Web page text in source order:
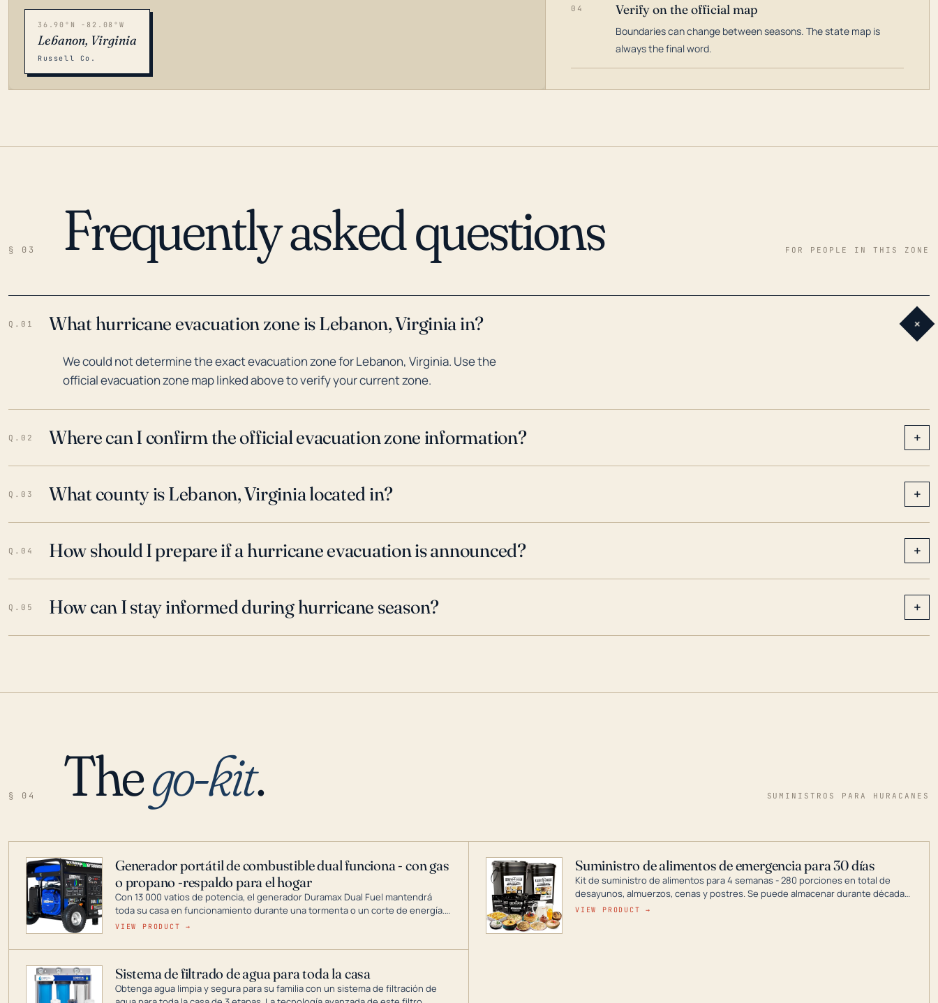
36.90°N -82.08°W
Lebanon, Virginia
Russell Co.
04 Verify on the official map
Boundaries can change between seasons. The state map is
always the final word.
§ 03 Frequently asked questions FOR PEOPLE IN THIS ZONE
Q.01 What hurricane evacuation zone is Lebanon, Virginia in? +
We could not determine the exact evacuation zone for Lebanon, Virginia. Use the
official evacuation zone map linked above to verify your current zone.
Q.02 Where can I confirm the official evacuation zone information? +
Q.03 What county is Lebanon, Virginia located in? +
Q.04 How should I prepare if a hurricane evacuation is announced? +
Q.05 How can I stay informed during hurricane season? +
§ 04 Thego-kit. SUMINISTROS PARA HURACANES
Generador portátil de combustible dual funciona - con gas
o propano -respaldo para el hogar
Con 13 000 vatios de potencia, el generador Duramax Dual Fuel mantendrá
toda su casa en funcionamiento durante una tormenta o un corte de energía.
DuroMax es el líder de la industria en tecnología de generadores portátiles de
digitales hasta generadores que pueden alimentar toda su casa.
VIEW PRODUCT →
Suministro de alimentos de emergencia para 30 días
Kit de suministro de alimentos para 4 semanas - 280 porciones en total de
desayunos, almuerzos, cenas y postres. Se puede almacenar durante décadas
si se guarda en un lugar seco.
VIEW PRODUCT →
Sistema de filtrado de agua para toda la casa
Obtenga agua limpia y segura para su familia con un sistema de filtración de